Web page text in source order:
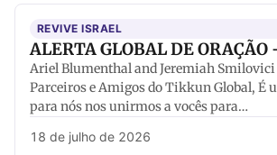
REVIVE ISRAEL
ALERTA GLOBAL DE
Ariel Blumenthal and Jeremiah Smilovici
Parceiros e Amigos do Tikkun Global, É
para nós nos unirmos a vocês para…
18 de julho de 2026